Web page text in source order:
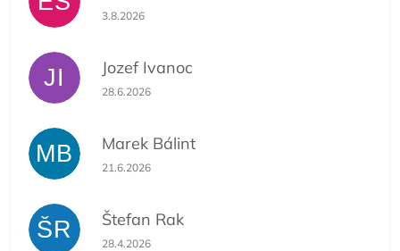
Hodnotenie obchodu je 5 z 5 hviezdičiek.
3.8.2026
JI Jozef Ivanoc
Hodnotenie obchodu je 5 z 5 hviezdičiek.
28.6.2026
MB Marek Bálint
Hodnotenie obchodu je 5 z 5 hviezdičiek.
21.6.2026
ŠR Štefan Rak
Hodnotenie obchodu je 5 z 5 hviezdičiek.
28.4.2026